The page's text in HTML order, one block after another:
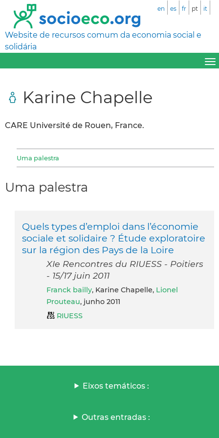
Website de recursos comum da economia social e
solidária
en es fr pt it
Karine Chapelle
CARE Université de Rouen, France.
Uma palestra
Uma palestra
Quels types d’emploi dans l’économie
sociale et solidaire ? Étude exploratoire
sur la région des Pays de la Loire
XIe Rencontres du RIUESS - Poitiers
- 15/17 juin 2011
Franck bailly, Karine Chapelle, Lionel
Prouteau, junho 2011
RIUESS
Eixos temáticos :
Outras entradas :